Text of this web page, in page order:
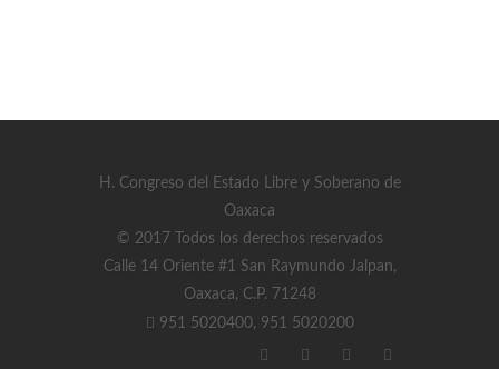
H. Congreso del Estado Libre y Soberano de
Oaxaca
© 2017 Todos los derechos reservados
Calle 14 Oriente #1 San Raymundo Jalpan,
Oaxaca, C.P. 71248
951 5020400, 951 5020200